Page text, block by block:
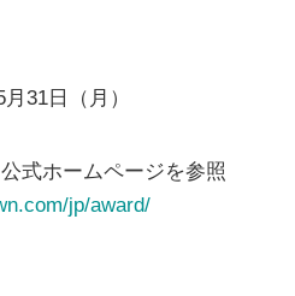
31日（月）
式ホームページを参照
jp/award/